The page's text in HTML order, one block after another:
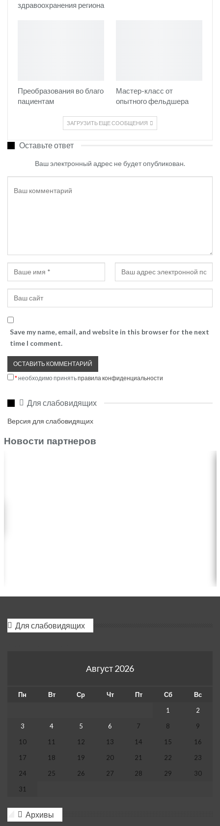
здравоохранения региона
Преобразования во благо
пациентам
Мастер-класс от
опытного фельдшера
ЗАГРУЗИТЬ ЕЩЕ СООБЩЕНИЯ
Оставьте ответ
Ваш электронный адрес не будет опубликован.
Save my name, email, and website in this browser for the next
time I comment.
*необходимо принятьправила конфиденциальности
Для слабовидящих
Версия для слабовидящих
Новости партнеров
Для слабовидящих
Август 2026
Пн Вт Ср Чт Пт Сб
Вс
1
2
3
4 5 6 7 8
9
10
11 12 13 14 15
16
17
18 19 20 21 22
23
24
25 26 27 28 29
30
31
Архивы